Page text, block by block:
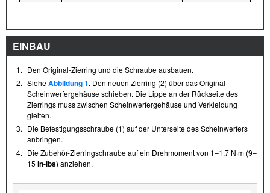
EINBAU
1. Den Original-Zierring und die Schraube ausbauen.
2. SieheAbbildung 1. Den neuen Zierring (2) über das Original-
Scheinwerfergehäuse schieben. Die Lippe an der Rückseite des
Zierrings muss zwischen Scheinwerfergehäuse und Verkleidung
gleiten.
3. Die Befestigungsschraube (1) auf der Unterseite des Scheinwerfers
anbringen.
4. Die Zubehör-Zierringschraube auf ein Drehmoment von 1–1,7 N·m (9–
15 in-lbs) anziehen.